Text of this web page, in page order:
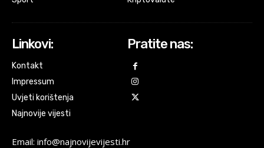
Linkovi:
Kontakt
Impressum
Uvjeti korištenja
Najnovije vijesti
Pratite nas:
Email: info@najnovijevijesti.hr